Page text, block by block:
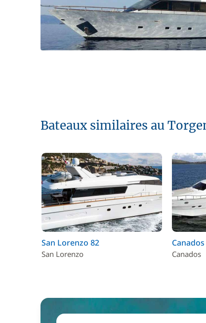
Bateaux similaires au
San Lorenzo 82
San Lorenzo Canados